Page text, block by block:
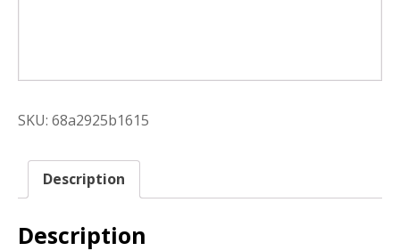
SKU: 68a2925b1615
Description
Description